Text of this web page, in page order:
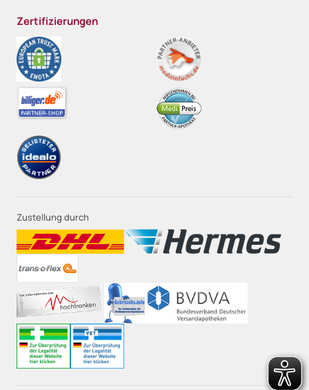
Zertifizierungen
Zustellung durch